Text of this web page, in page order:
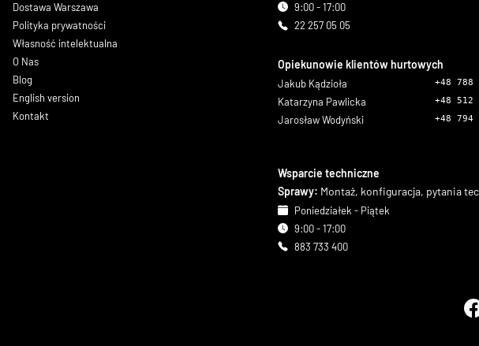
Dostawa Warszawa
Polityka prywatności
Własność intelektualna
O Nas
Blog
English version
Kontakt
9:00 - 17:00
22 257 05 05
Opiekunowie klientów hurtowych
Jakub Kądzioła +48 788
Katarzyna Pawlicka +48 512
Jarosław Wodyński +48 794
Wsparcie techniczne
Sprawy: Montaż, konfiguracja, pytania
Poniedziałek - Piątek
9:00 - 17:00
883 733 400